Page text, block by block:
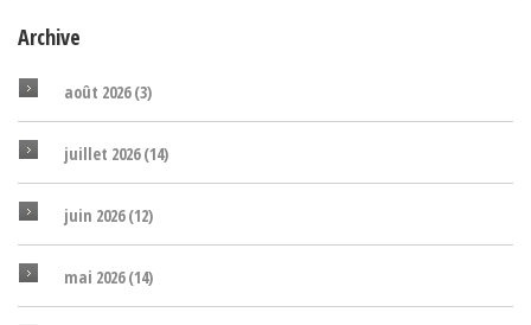
Archive
août 2026(3)
juillet 2026(14)
juin 2026(12)
mai 2026(14)